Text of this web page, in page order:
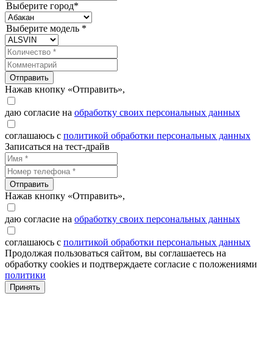
Выберите город*
Выберите модель *
Отправить
Нажав кнопку «Отправить»,
даю согласие на обработку своих персональных данных
соглашаюсь с политикой обработки персональных данных
Записаться на тест-драйв
Отправить
Нажав кнопку «Отправить»,
даю согласие на обработку своих персональных данных
соглашаюсь с политикой обработки персональных данных
Продолжая пользоваться сайтом, вы соглашаетесь на
обработку cookies и подтверждаете согласие с положениями
политики
Принять